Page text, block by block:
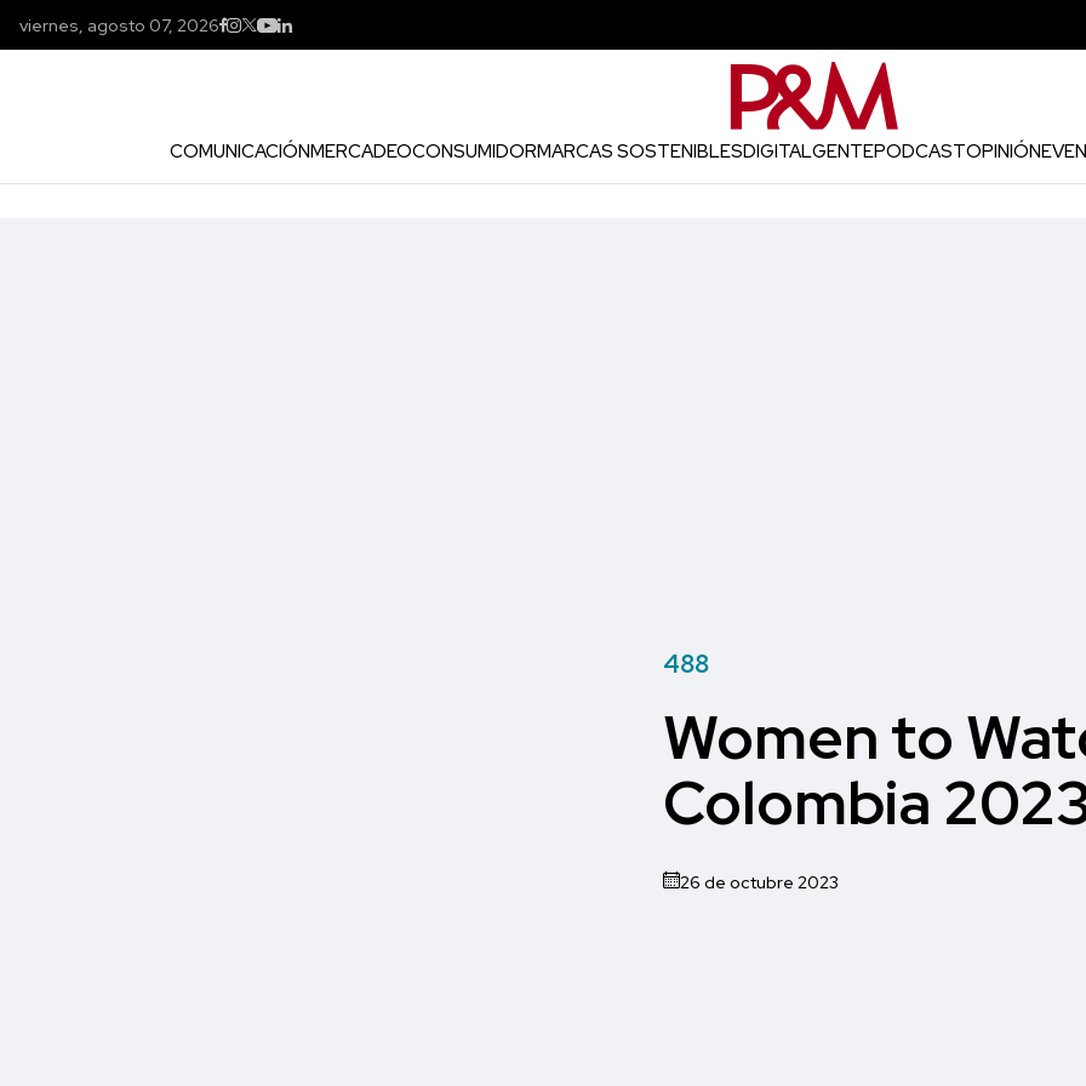
viernes, agosto 07, 2026
COMUNICACIÓNMERCADEOCONSUMIDORMARCAS SOSTENIBLESDIGITALGENTEPODCASTOPINIÓN
488
Women to
Colombia
26 de octubre 2023